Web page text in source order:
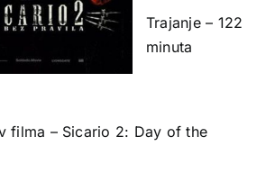
Trajanje – 122
minuta
filma – Sicario 2: Day of the